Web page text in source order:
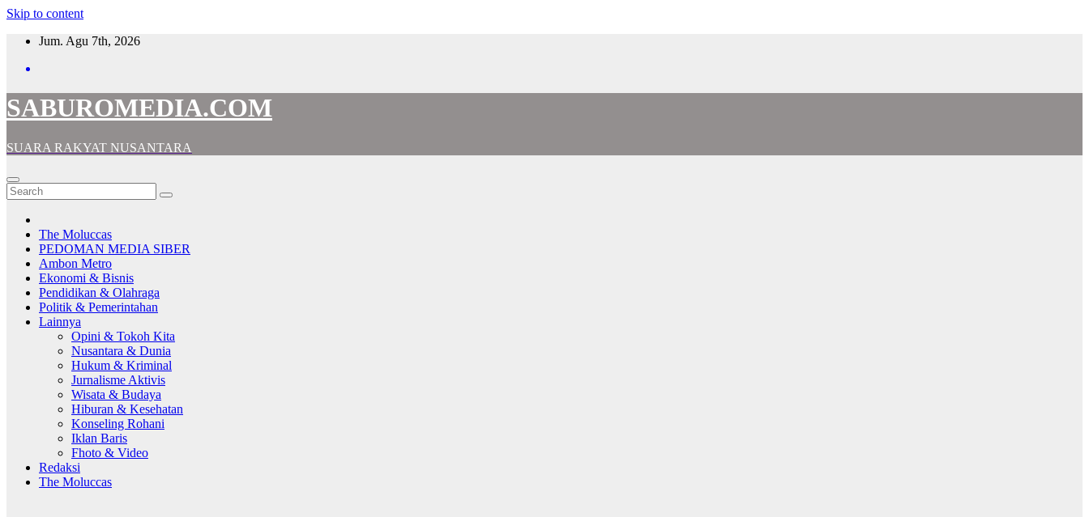
Skip to content
Jum. Agu 7th, 2026
SABUROMEDIA.COM
SUARA RAKYAT NUSANTARA
The Moluccas
PEDOMAN MEDIA SIBER
Ambon Metro
Ekonomi & Bisnis
Pendidikan & Olahraga
Politik & Pemerintahan
Lainnya
Opini & Tokoh Kita
Nusantara & Dunia
Hukum & Kriminal
Jurnalisme Aktivis
Wisata & Budaya
Hiburan & Kesehatan
Konseling Rohani
Iklan Baris
Fhoto & Video
Redaksi
The Moluccas